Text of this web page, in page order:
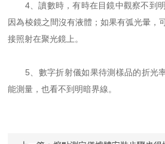
4、讀數時，有時在目鏡中觀察不到明
因為棱鏡之間沒有液體；如果有弧光暈，
接照射在聚光鏡上。
5、數字折射儀如果待測樣品的折光
能測量，也看不到明暗界線。